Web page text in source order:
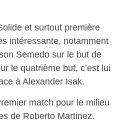
et surtout première
intéressante, notamment
Semedo sur le but de
le quatrième but, c’est lui
à Alexander Isak.
match pour le milieu
de Roberto Martinez.